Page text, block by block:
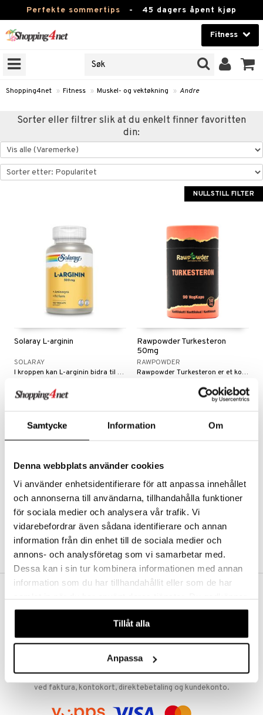
Samtycke Information Om
Denna webbplats använder cookies
Vi använder enhetsidentifierare för att anpassa innehållet
och annonserna till användarna, tillhandahålla funktioner
för sociala medier och analysera vår trafik. Vi
vidarebefordrar även sådana identifierare och annan
information från din enhet till de sociala medier och
annons- och analysföretag som vi samarbetar med.
Dessa kan i sin tur kombinera informationen med annan
information som du har tillhandahållit eller som de har
våra cookies vid fortsatt användande av vår webbplats.
Tillåt alla
Anpassa
Perfekte sommertips - 45 dagers åpent kjøp
Fitness
Skjønnhet
Kontaktlinser
Fitness
Hjem & innredning
Varemerker
Kampanjer
Shopping4net » Fitness » Muskel- og vektøkning » Andre
Sorter eller filtrer slik at du enkelt finner favoritten
din:
NULLSTILL FILTER
Solaray L-arginin
SOLARAY
I kroppen kan L-arginin bidra til normal vekst, utvikling av muskelmasse og muskelstyrke.
Rawpowder Turkesteron
50mg
RAWPOWDER
Rawpowder Turkesteron er et kosttilskudd med 50 mg turkesteron per kapsel, utvunnet fra Rhaponticum carthamoides.
drikke
vektøkning
fettsyrer
egg protein
og muskelsmerter
beskyttelse
& svar
avdeling(er) du handler fra. Les mer »
RASKE LEVERANSER
Order lagt før 14.00 sendes normalt ut samme dag.
TRYGGE KJØP
ved faktura, kontokort, direktebetaling og kundekonto.